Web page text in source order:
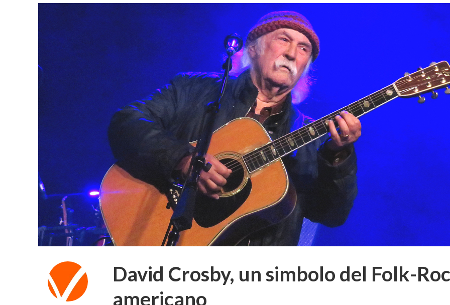
David Crosby, un simbolo del Folk-
americano